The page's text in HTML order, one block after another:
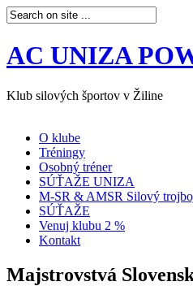
AC UNIZA
Klub silových športov v Žiline
O klube
Tréningy
Osobný tréner
SÚŤAŽE UNIZA
M-SR & AMSR Silový
SÚŤAŽE
Venuj klubu 2 %
Kontakt
Majstrovstvá